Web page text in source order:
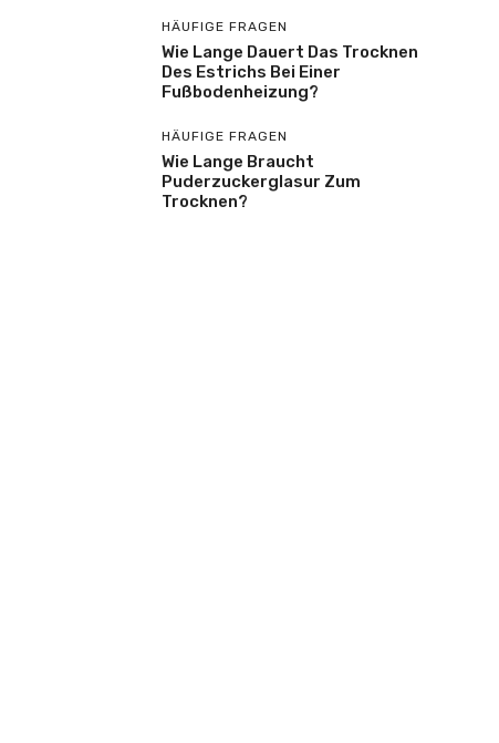
HÄUFIGE FRAGEN
Wie Lange Dauert Das Trocknen
Des Estrichs Bei Einer
Fußbodenheizung?
HÄUFIGE FRAGEN
Wie Lange Braucht
Puderzuckerglasur Zum
Trocknen?